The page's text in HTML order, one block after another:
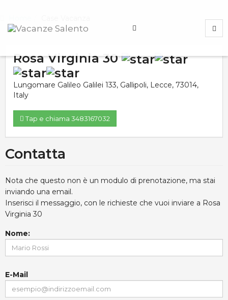
Rosa Virginia 30
Lungomare Galileo Galilei 133, Gallipoli, Lecce, 73014,
Italy
Tap e chiama 3483167032
Contatta
Nota che questo non è un modulo di prenotazione, ma stai
inviando una email.
Inserisci il messaggio, con le richieste che vuoi inviare a Rosa
Virginia 30
Nome:
E-Mail